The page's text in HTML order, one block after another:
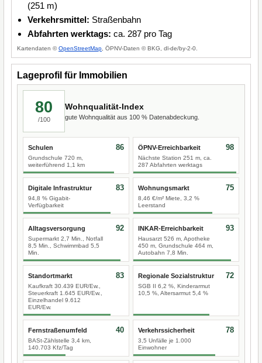
(251 m)
Verkehrsmittel: Straßenbahn
Abfahrten werktags: ca. 287 pro Tag
Kartendaten ©OpenStreetMap , ÖPNV-Daten © BKG, dl-de/by-2-0.
Lageprofil für Immobilien
80
/100
Wohnqualität-Index
gute Wohnqualität aus 100 % Datenabdeckung.
Schulen
Grundschule 720 m,
weiterführend 1,1 km
86 ÖPNV-Erreichbarkeit
Nächste Station 251 m, ca.
287 Abfahrten werktags
98
Digitale Infrastruktur
94,8 % Gigabit-
Verfügbarkeit
83 Wohnungsmarkt
8,46 €/m² Miete, 3,2 %
Leerstand
75
Alltagsversorgung
Supermarkt 2,7 Min., Notfall
8,5 Min., Schwimmbad 5,5
Min.
92 INKAR-Erreichbarkeit
Hausarzt 526 m, Apotheke
450 m, Grundschule 464 m,
Autobahn 7,8 Min.
93
Standortmarkt
Kaufkraft 30.439 EUR/Ew.,
Steuerkraft 1.645 EUR/Ew.,
Einzelhandel 9.612
EUR/Ew.
83 Regionale Sozialstruktur
SGB II 6,2 %, Kinderarmut
10,5 %, Altersarmut 5,4 %
72
Fernstraßenumfeld
BASt-Zählstelle 3,4 km,
140.703 Kfz/Tag
40 Verkehrssicherheit
3,5 Unfälle je 1.000
Einwohner
78